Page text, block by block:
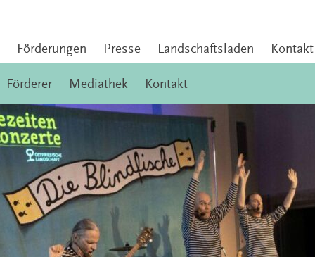
Förderungen Presse Landschaftsladen Kontakt
Förderer Mediathek Kontakt